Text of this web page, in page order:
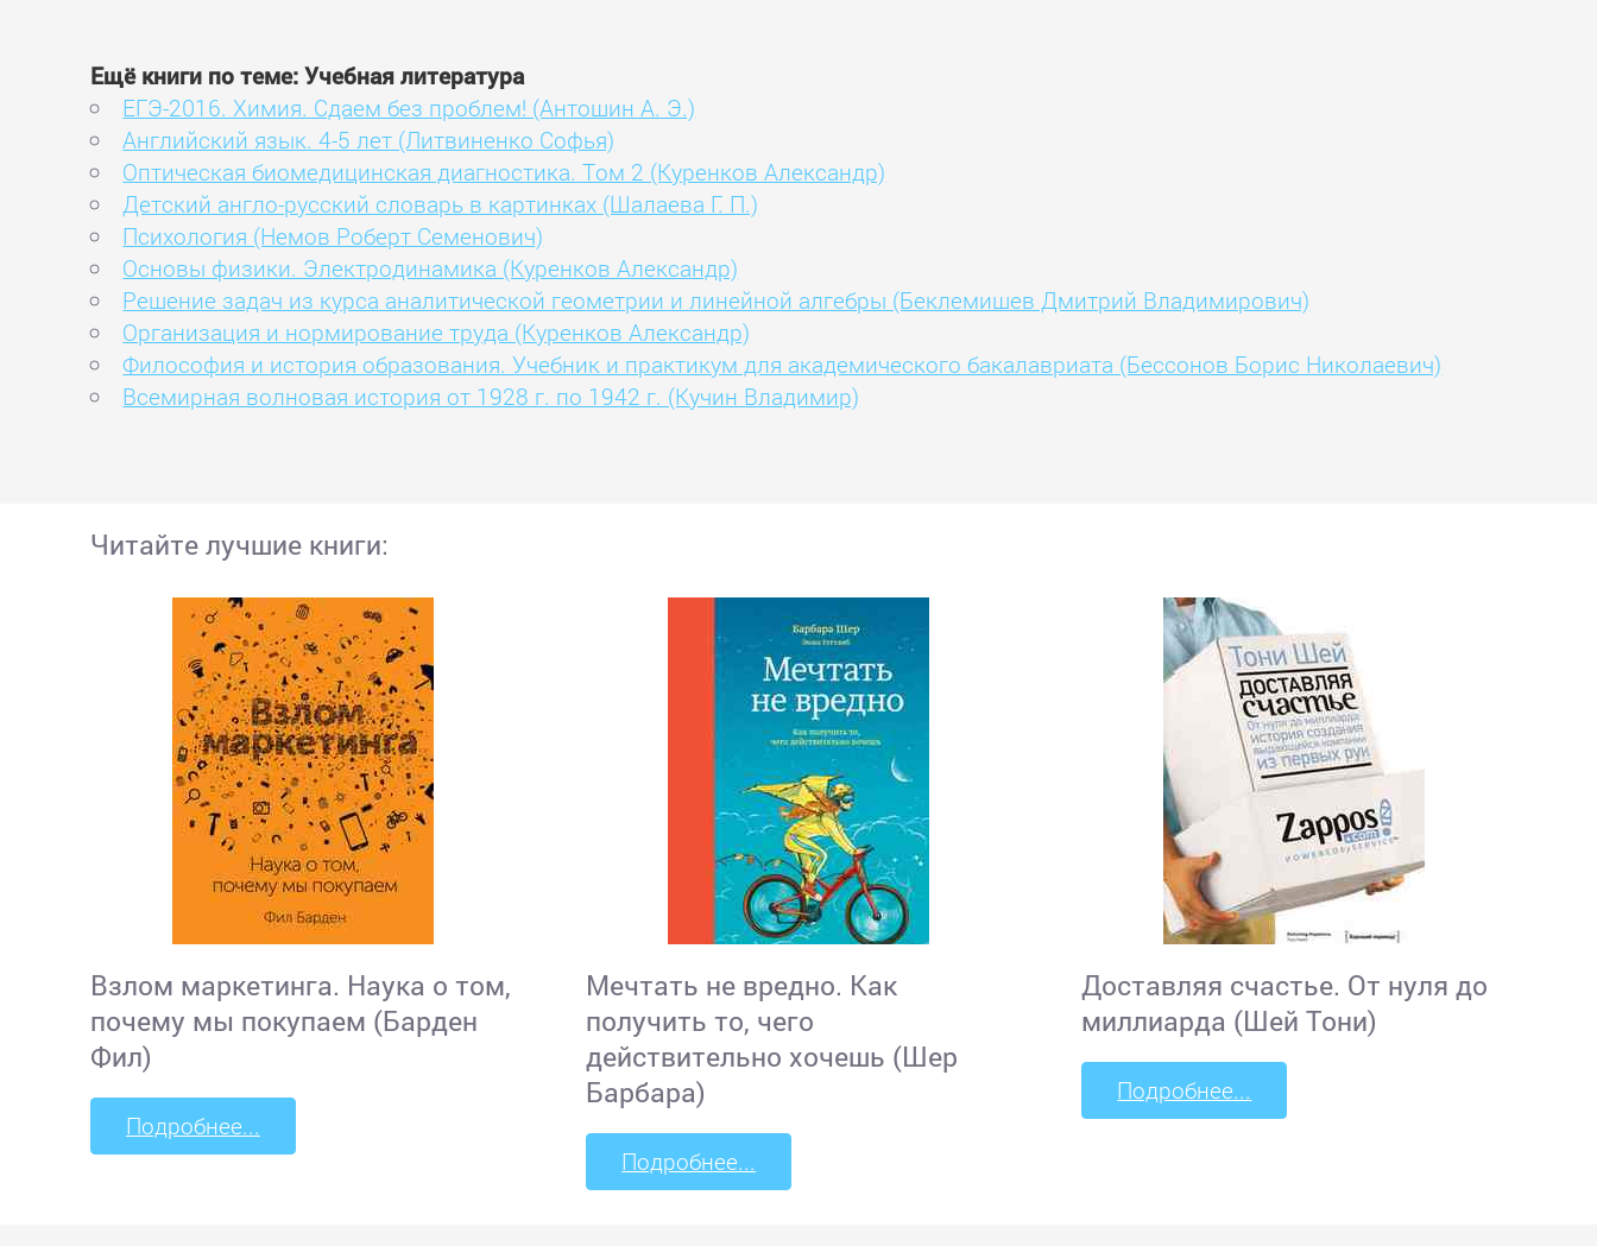
Ещё книги по теме: Учебная литература
ЕГЭ-2016. Химия. Сдаем без проблем! (Антошин А. Э.)
Английский язык. 4-5 лет (Литвиненко Софья)
Оптическая биомедицинская диагностика. Том 2 (Куренков Александр)
Детский англо-русский словарь в картинках (Шалаева Г. П.)
Психология (Немов Роберт Семенович)
Основы физики. Электродинамика (Куренков Александр)
Решение задач из курса аналитической геометрии и линейной алгебры (Беклемишев Дмитрий Владимирович)
Организация и нормирование труда (Куренков Александр)
Философия и история образования. Учебник и практикум для академического бакалавриата (Бессонов Борис Николаевич)
Всемирная волновая история от 1928 г. по 1942 г. (Кучин Владимир)
Читайте лучшие книги:
Взлом маркетинга. Наука о том,
почему мы покупаем (Барден
Фил)
Подробнее...
Мечтать не вредно. Как
получить то, чего
действительно хочешь (Шер
Барбара)
Подробнее...
Доставляя счастье. От нуля до
миллиарда (Шей Тони)
Подробнее...